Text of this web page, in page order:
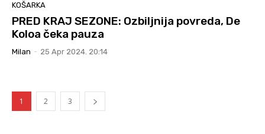
KOŠARKA
PRED KRAJ SEZONE: Ozbiljnija povreda, De
Koloa čeka pauza
Milan - 25 Apr 2024. 20:14
1 2 3